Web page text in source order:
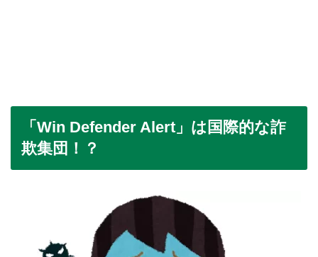
「Win Defender Alert」は国際的な詐
欺集団！？